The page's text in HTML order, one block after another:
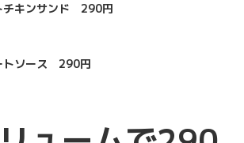
チキンサンド 290円
トソース 290円